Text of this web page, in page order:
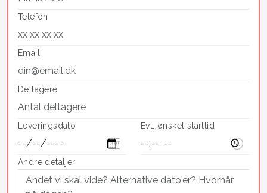
Telefon
Email
Deltagere
Leveringsdato Evt. ønsket starttid
Andre detaljer